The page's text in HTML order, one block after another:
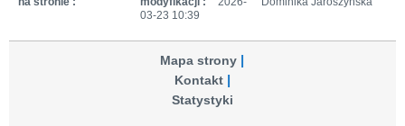
03-23 10:39
Mapa strony
Kontakt
Statystyki